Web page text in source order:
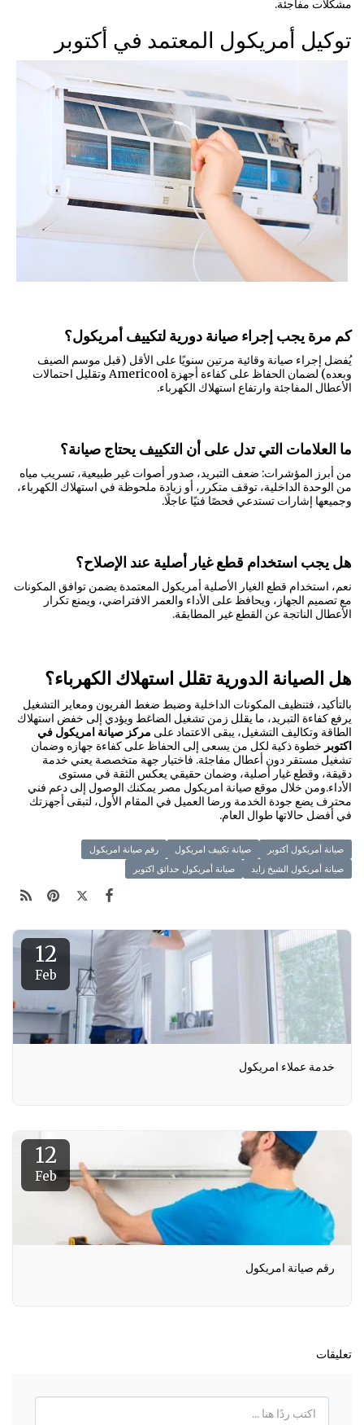
مشكلات مفاجئة.
توكيل أمريكول المعتمد في أكتوبر
كم مرة يجب إجراء صيانة دورية لتكييف أمريكول؟
يُفضل إجراء صيانة وقائية مرتين سنويًا على الأقل (قبل موسم الصيف
وبعده) لضمان الحفاظ على كفاءة أجهزة Americool وتقليل احتمالات
الأعطال المفاجئة وارتفاع استهلاك الكهرباء.
ما العلامات التي تدل على أن التكييف يحتاج صيانة؟
من أبرز المؤشرات: ضعف التبريد، صدور أصوات غير طبيعية، تسريب مياه
من الوحدة الداخلية، توقف متكرر، أو زيادة ملحوظة في استهلاك الكهرباء،
وجميعها إشارات تستدعي فحصًا فنيًا عاجلًا.
هل يجب استخدام قطع غيار أصلية عند الإصلاح؟
نعم، استخدام قطع الغيار الأصلية أمريكول المعتمدة يضمن توافق المكونات
مع تصميم الجهاز، ويحافظ على الأداء والعمر الافتراضي، ويمنع تكرار
الأعطال الناتجة عن القطع غير المطابقة.
هل الصيانة الدورية تقلل استهلاك الكهرباء؟
بالتأكيد، فتنظيف المكونات الداخلية وضبط ضغط الفريون ومعاير التشغيل
يرفع كفاءة التبريد، ما يقلل زمن تشغيل الضاغط ويؤدي إلى خفض استهلاك
الطاقة وتكاليف التشغيل، يبقى الاعتماد على مركز صيانة امريكول في
اكتوبر خطوة ذكية لكل من يسعى إلى الحفاظ على كفاءة جهازه وضمان
تشغيل مستقر دون أعطال مفاجئة. فاختيار جهة متخصصة يعني خدمة
دقيقة، وقطع غيار أصلية، وضمان حقيقي يعكس الثقة في مستوى
الأداء.ومن خلال موقع صيانة امريكول مصر يمكنك الوصول إلى دعم فني
محترف يضع جودة الخدمة ورضا العميل في المقام الأول، لتبقى أجهزتك
في أفضل حالاتها طوال العام.
صيانة أمريكول أكتوبر صيانة تكييف امريكول
رقم صيانة امريكول
صيانة أمريكول الشيخ زايد
صيانة أمريكول حدائق اكتوبر
12
Feb
خدمة عملاء امريكول
12
Feb
رقم صيانة امريكول
تعليقات